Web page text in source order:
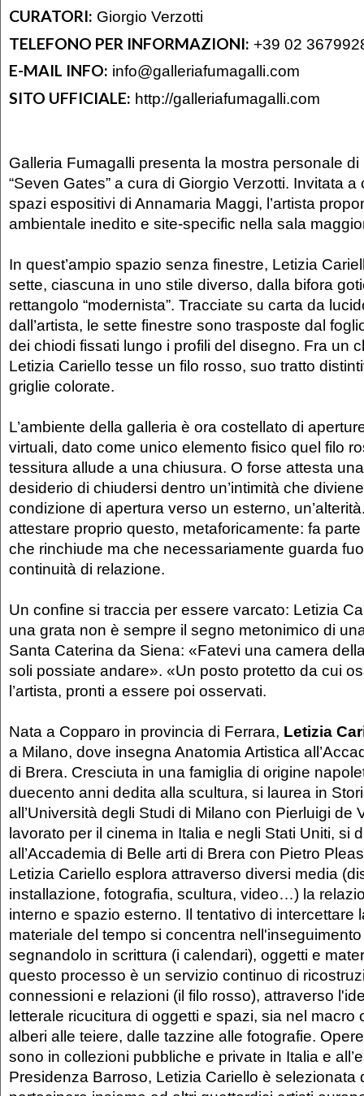
CURATORI: Giorgio Verzotti
TELEFONO PER INFORMAZIONI: +39 02
E-MAIL INFO: info@galleriafumagalli.com
SITO UFFICIALE: http://galleriafumagalli.com
Galleria Fumagalli presenta la mostra personale
“Seven Gates” a cura di Giorgio Verzotti. Invitata
spazi espositivi di Annamaria Maggi, l’artista
ambientale inedito e site-specific nella sala
In quest’ampio spazio senza finestre, Letizia
sette, ciascuna in uno stile diverso, dalla bifora
rettangolo “modernista”. Tracciate su carta da
dall’artista, le sette finestre sono trasposte dal
dei chiodi fissati lungo i profili del disegno. Fra un
Letizia Cariello tesse un filo rosso, suo tratto
griglie colorate.
L’ambiente della galleria è ora costellato di
virtuali, dato come unico elemento fisico quel filo
tessitura allude a una chiusura. O forse attesta
desiderio di chiudersi dentro un’intimità che
condizione di apertura verso un esterno,
attestare proprio questo, metaforicamente: fa parte
che rinchiude ma che necessariamente guarda
continuità di relazione.
Un confine si traccia per essere varcato: Letizia
una grata non è sempre il segno metonimico di
Santa Caterina da Siena: «Fatevi una camera
soli possiate andare». «Un posto protetto da cui
l’artista, pronti a essere poi osservati.
Nata a Copparo in provincia di Ferrara, Letizia
a Milano, dove insegna Anatomia Artistica
di Brera. Cresciuta in una famiglia di origine
duecento anni dedita alla scultura, si laurea in
all’Università degli Studi di Milano con Pierluigi de
lavorato per il cinema in Italia e negli Stati Uniti, si
all’Accademia di Belle arti di Brera con Pietro
Letizia Cariello esplora attraverso diversi media
installazione, fotografia, scultura, video…) la
interno e spazio esterno. Il tentativo di intercettare
materiale del tempo si concentra
segnandolo in scrittura (i calendari), oggetti e
questo processo è un servizio continuo di
connessioni e relazioni (il filo rosso), attraverso
letterale ricucitura di oggetti e spazi, sia nel macro
alberi alle teiere, dalle tazzine alle fotografie.
sono in collezioni pubbliche e private in Italia e
Presidenza Barroso, Letizia Cariello è selezionata